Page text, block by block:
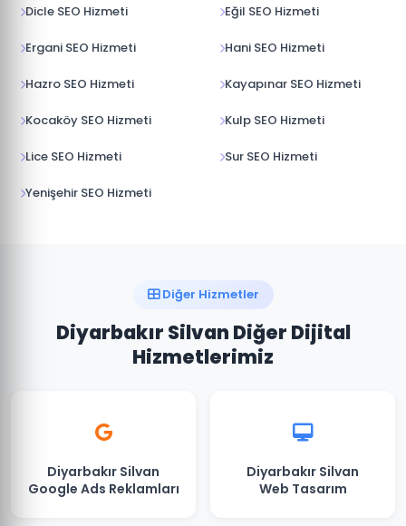
Dicle SEO Hizmeti Eğil SEO Hizmeti
Ergani SEO Hizmeti Hani SEO Hizmeti
Hazro SEO Hizmeti Kayapınar SEO Hizmeti
Kocaköy SEO Hizmeti Kulp SEO Hizmeti
Lice SEO Hizmeti Sur SEO Hizmeti
Yenişehir SEO Hizmeti
Diğer Hizmetler
Diyarbakır Silvan Diğer Dijital
Hizmetlerimiz
Diyarbakır Silvan
Google Ads Reklamları
Diyarbakır Silvan
Web Tasarım